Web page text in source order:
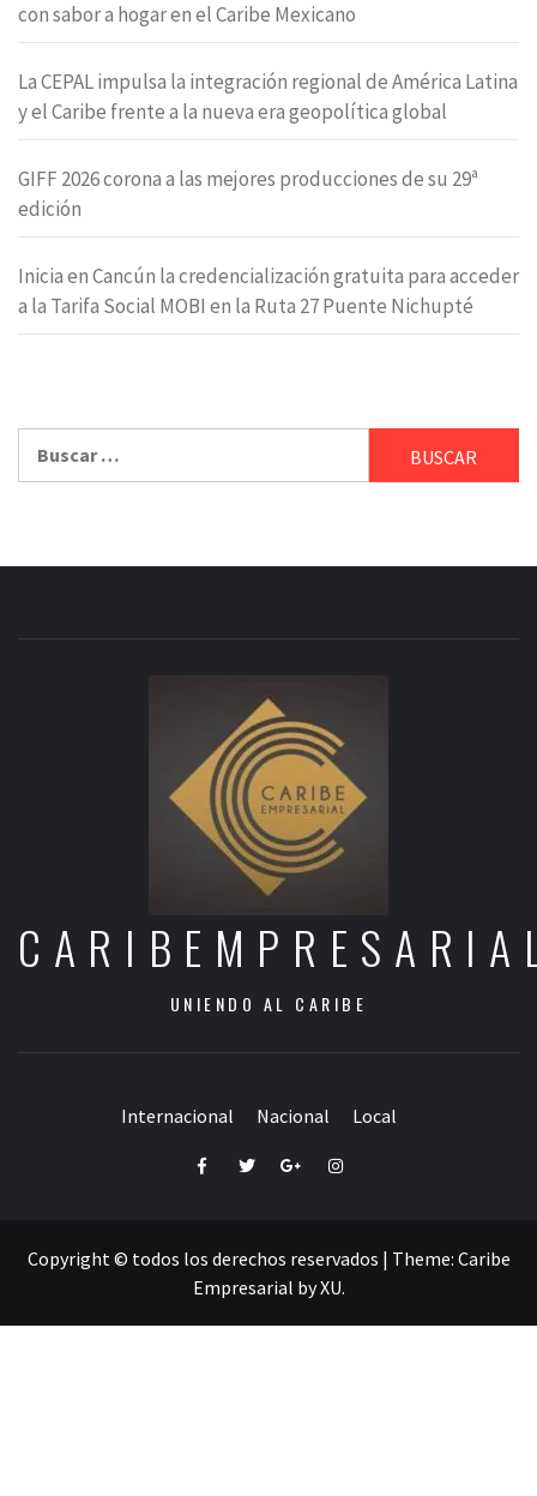
con sabor a hogar en el Caribe Mexicano
La CEPAL impulsa la integración regional de América Latina
y el Caribe frente a la nueva era geopolítica global
GIFF 2026 corona a las mejores producciones de su 29ª
edición
Inicia en Cancún la credencialización gratuita para acceder
a la Tarifa Social MOBI en la Ruta 27 Puente Nichupté
UNIENDO AL CARIBE
Internacional Nacional Local
FacebookTwitterGoogle+Instagram
Copyright © todos los derechos reservados | Theme: Caribe
Empresarial byXU.